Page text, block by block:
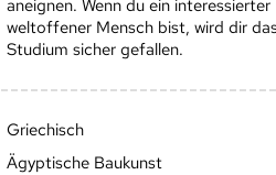
aneignen. Wenn du ein interessierter
weltoffener Mensch bist, wird dir
Studium sicher gefallen.
Griechisch
Ägyptische Baukunst